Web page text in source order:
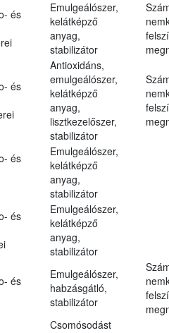
és
Emulgeálószer,
kelátképző
anyag,
stabilizátor
és
Antioxidáns,
emulgeálószer,
kelátképző
anyag,
lisztkezelőszer,
stabilizátor
és
Emulgeálószer,
kelátképző
anyag,
stabilizátor
és
Emulgeálószer,
kelátképző
anyag,
stabilizátor
és
Emulgeálószer,
habzásgátló,
stabilizátor
Csomósodást